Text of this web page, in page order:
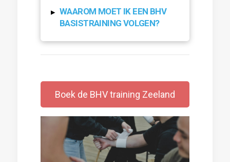
▸ WAAROM MOET IK EEN BHV
BASISTRAINING VOLGEN?
Boek de BHV training Zeeland